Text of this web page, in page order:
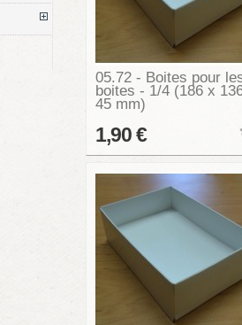
05.72 - Boites pour
boites - 1/4 (186 x
45 mm)
1,90 €